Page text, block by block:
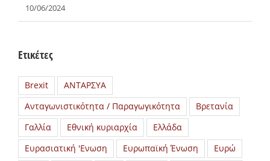
10/06/2024
Ετικέτες
Brexit
ΑΝΤΑΡΣΥΑ
Ανταγωνιστικότητα / Παραγωγικότητα
Βρετανία
Γαλλία
Εθνική κυριαρχία
Ελλάδα
Ευρασιατική 'Ενωση
Ευρωπαϊκή Ένωση Ευρώ